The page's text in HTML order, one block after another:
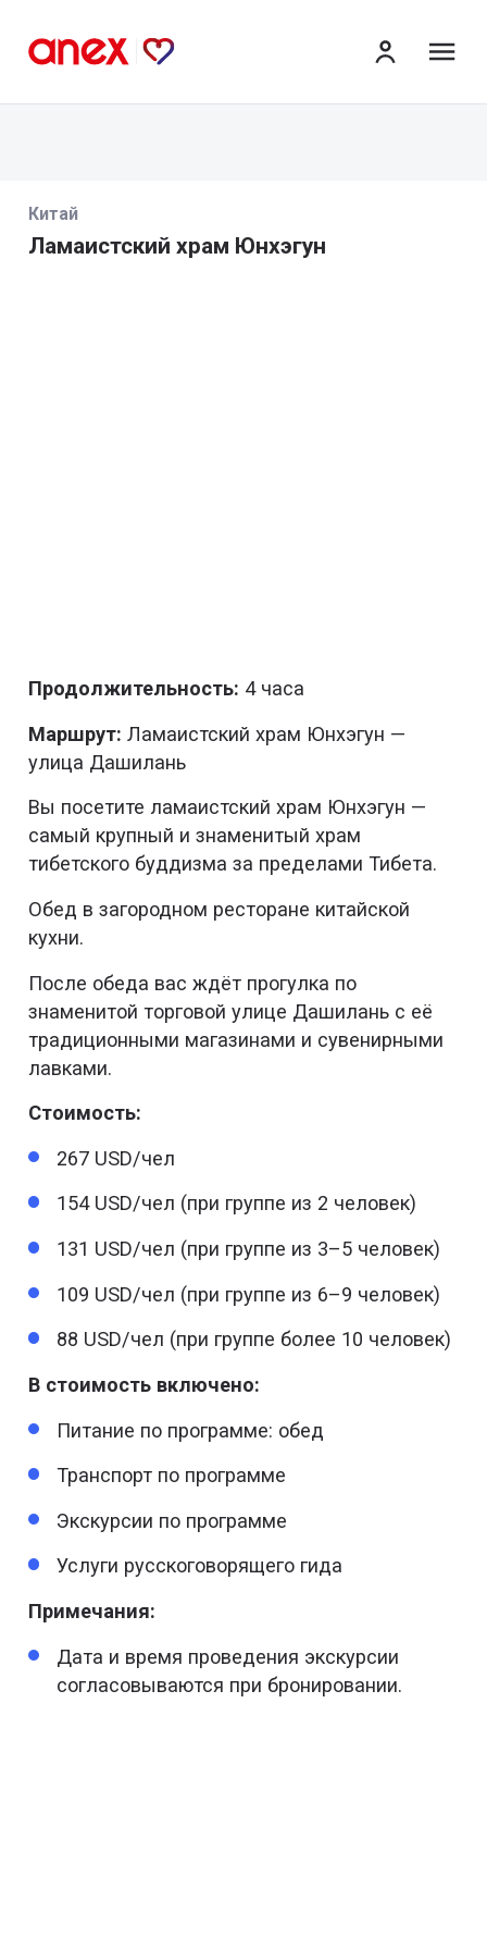
Китай
Ламаистский храм Юнхэгун
Продолжительность: 4 часа
Маршрут: Ламаистский храм Юнхэгун —
улица Дашилань
Вы посетите ламаистский храм Юнхэгун —
самый крупный и знаменитый храм
тибетского буддизма за пределами Тибета.
Обед в загородном ресторане китайской
кухни.
После обеда вас ждёт прогулка по
знаменитой торговой улице Дашилань с её
традиционными магазинами и сувенирными
лавками.
Стоимость:
267 USD/чел
154 USD/чел (при группе из 2 человек)
131 USD/чел (при группе из 3–5 человек)
109 USD/чел (при группе из 6–9 человек)
88 USD/чел (при группе более 10 человек)
В стоимость включено:
Питание по программе: обед
Транспорт по программе
Экскурсии по программе
Услуги русскоговорящего гида
Примечания:
Дата и время проведения экскурсии
согласовываются при бронировании.